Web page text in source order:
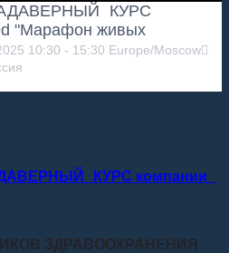
КУРС
"Марафон живых
10:30 - 15:30 Europe/Moscow
КУРС компании
ЗДРАВООХРАНЕНИЯ